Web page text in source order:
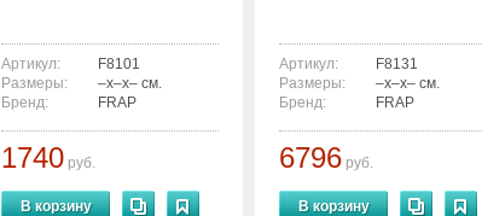
Артикул:
F8101
Размеры:
–x–x– см.
Бренд:
FRAP
1740 руб.
В корзину
Артикул:
F8131
Размеры:
–x–x– см.
Бренд:
FRAP
6796 руб.
В корзину